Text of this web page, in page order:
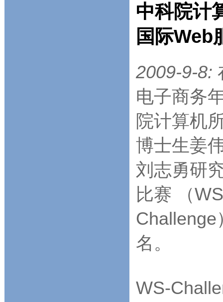
中科院计
国际Web
2009-9-8:
电子商务
院计算机
博士生姜
刘志勇研
比赛 （
Challenge
名。
WS-